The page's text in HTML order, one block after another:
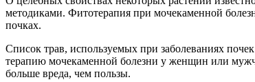
методиками. Фитотерапия при мочекаменной
почках.
Список трав, используемых при заболеваниях
терапию мочекаменной болезни у женщин или
больше вреда, чем пользы.